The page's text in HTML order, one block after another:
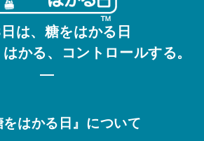
は、糖をはかる日
かる、コントロールする。
—
をはかる日』について